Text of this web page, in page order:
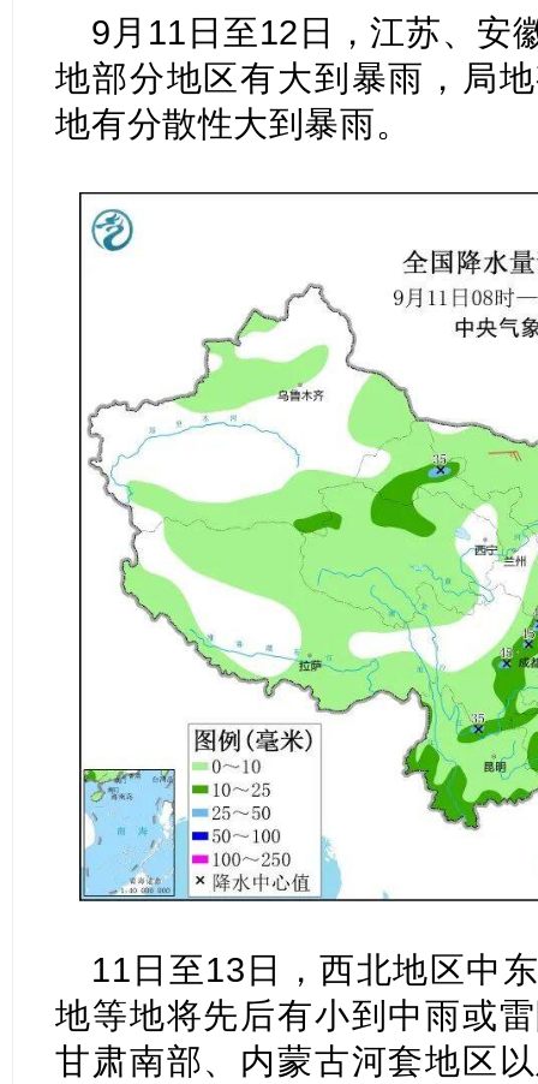
9月11日至12日，江苏、安
地部分地区有大到暴雨，局
地有分散性大到暴雨。
11日至13日，西北地区中
地等地将先后有小到中雨或
甘肃南部、内蒙古河套地区